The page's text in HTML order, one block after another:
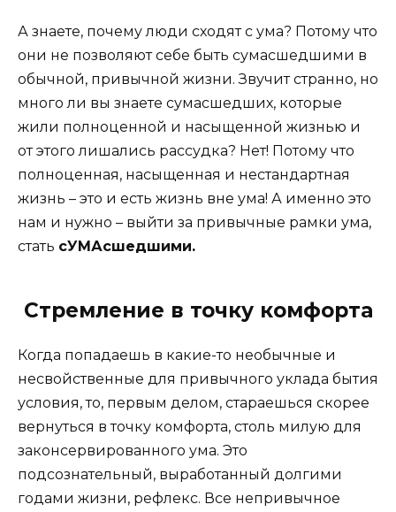
А знаете, почему люди сходят с ума? Потому что
они не позволяют себе быть сумасшедшими в
обычной, привычной жизни. Звучит странно, но
много ли вы знаете сумасшедших, которые
жили полноценной и насыщенной жизнью и
от этого лишались рассудка? Нет! Потому что
полноценная, насыщенная и нестандартная
жизнь – это и есть жизнь вне ума! А именно это
нам и нужно – выйти за привычные рамки ума,
стать сУМАсшедшими.
Стремление в точку комфорта
Когда попадаешь в какие-то необычные и
несвойственные для привычного уклада бытия
условия, то, первым делом, стараешься скорее
вернуться в точку комфорта, столь милую для
законсервированного ума. Это
подсознательный, выработанный долгими
годами жизни, рефлекс. Все непривычное